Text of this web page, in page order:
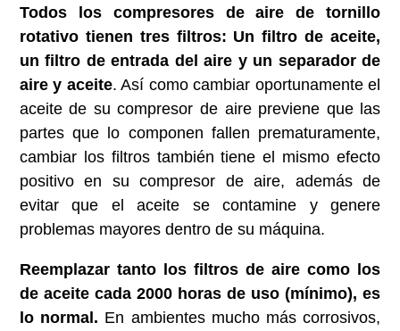
Todos los compresores de aire de tornillo
rotativo tienen tres filtros: Un filtro de aceite,
un filtro de entrada del aire y un separador de
aire y aceite. Así como cambiar oportunamente el
aceite de su compresor de aire previene que las
partes que lo componen fallen prematuramente,
cambiar los filtros también tiene el mismo efecto
positivo en su compresor de aire, además de
evitar que el aceite se contamine y genere
problemas mayores dentro de su máquina.
Reemplazar tanto los filtros de aire como los
de aceite cada 2000 horas de uso (mínimo), es
lo normal. En ambientes mucho más corrosivos,